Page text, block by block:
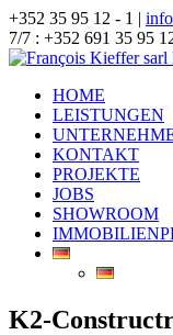
Zum
Inhalt
springen
+352 35 95 12 - 1 |
7/7 : +352 691 35 95
HOME
LEISTUNGEN
KONTAKT
PROJEKTE
JOBS
SHOWROOM
K2-